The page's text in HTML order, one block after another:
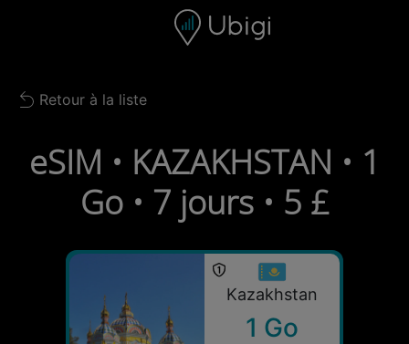
Barre de navigation Bas de page
Back to list
Retour à la liste
eSIM • KAZAKHSTAN • 1
Go • 7 jours • 5 £
Kazakhstan
1 Go